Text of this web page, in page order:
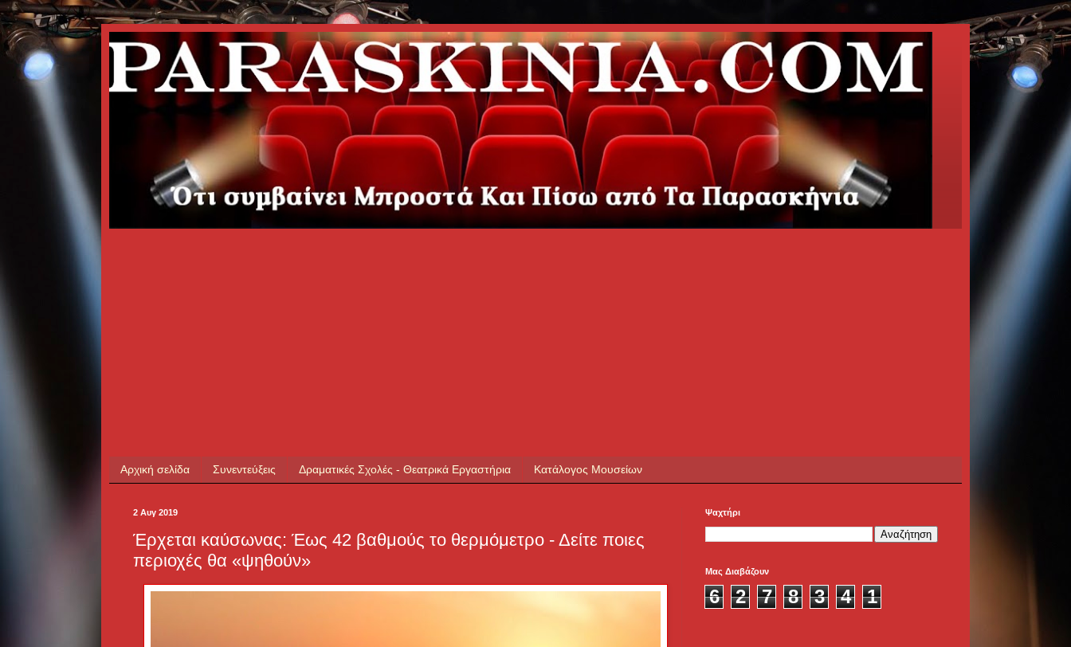
Αρχική σελίδα Συνεντεύξεις Δραματικές Σχολές - Θεατρικά Εργαστήρια Κατάλογος Μουσείων
2 Αυγ 2019
Έρχεται καύσωνας: Έως 42 βαθμούς το θερμόμετρο - Δείτε ποιες
περιοχές θα «ψηθούν»
Ψαχτήρι
Μας Διαβάζουν
6 2 7 8 3 4 1